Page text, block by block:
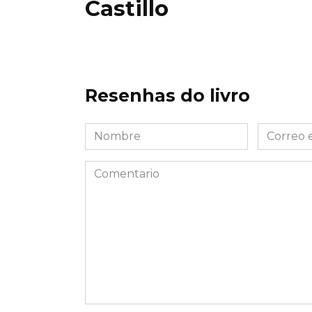
Castillo
Resenhas do livro
Nombre
*
Correo
*
Comentario